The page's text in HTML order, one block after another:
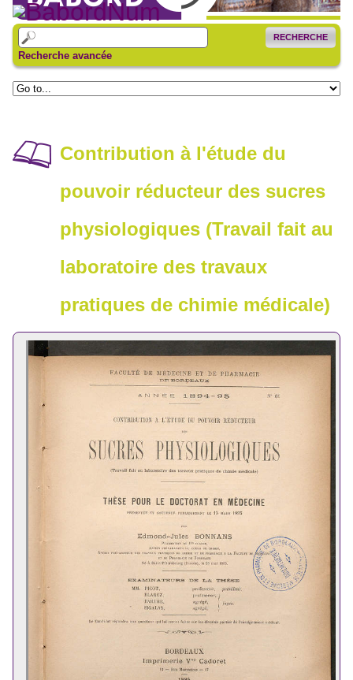
RECHERCHE
Recherche avancée
Contribution à l'étude du
pouvoir réducteur des sucres
physiologiques (Travail fait au
laboratoire des travaux
pratiques de chimie médicale)